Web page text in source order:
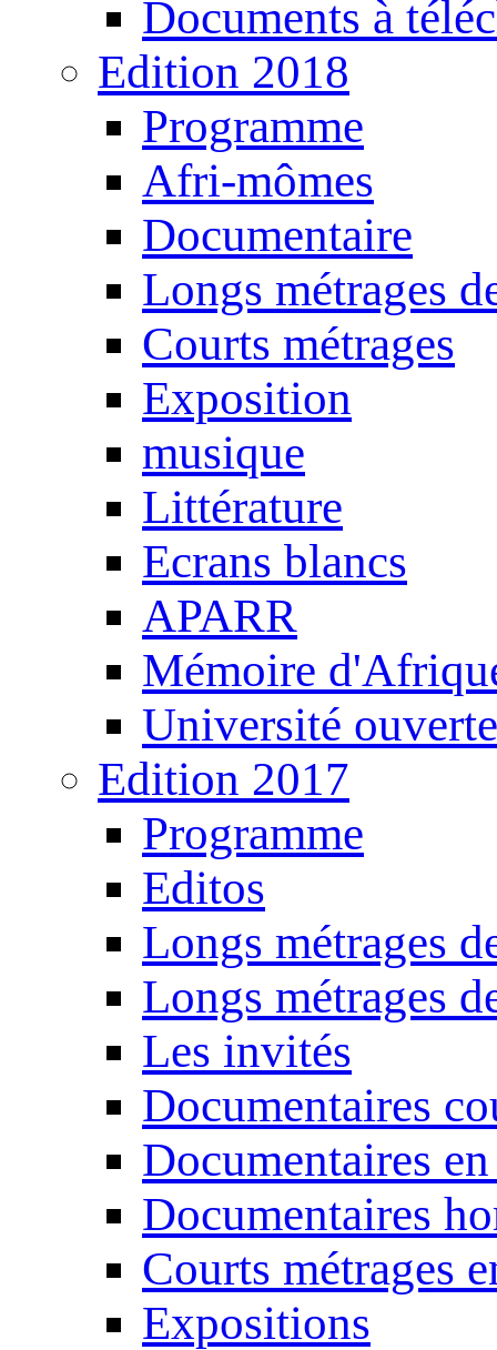
Documents à
Edition 2018
Programme
Afri-mômes
Documentaire
Longs métrages
Courts métrages
Exposition
musique
Littérature
Ecrans blancs
APARR
Mémoire
Université ouverte
Edition 2017
Programme
Editos
Longs métrages
Longs métrages
Les invités
Documentaires
Documentaires
Documentaires
Courts métrages
Expositions